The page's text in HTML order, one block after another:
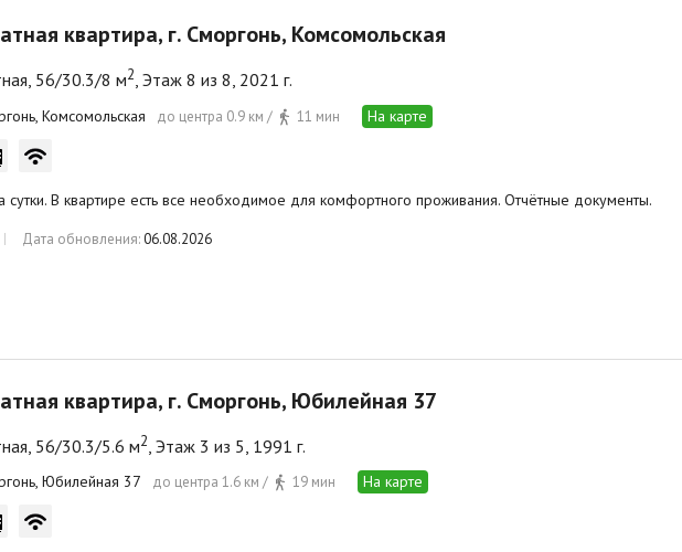
квартира, г. Сморгонь, Комсомольская
56/30.3/8 м2, Этаж 8 из 8, 2021 г.
Комсомольская до центра 0.9 км / 11 мин На карте
сутки. В квартире есть все необходимое для комфортного проживания. Отчётные документы.
Дата обновления:06.08.2026
квартира, г. Сморгонь, Юбилейная 37
56/30.3/5.6 м2 , Этаж 3 из 5, 1991 г.
Юбилейная 37 до центра 1.6 км / 19 мин На карте